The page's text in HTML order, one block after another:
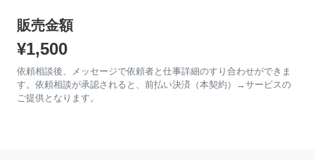
販売金額
¥1,500
依頼相談後、メッセージで依頼者と仕事詳細のすり合わせができま
す。依頼相談が承認されると、前払い決済（本契約）→サービスの
ご提供となります。